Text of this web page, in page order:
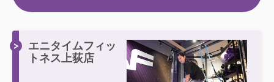
エニタイムフィッ
トネス上荻店